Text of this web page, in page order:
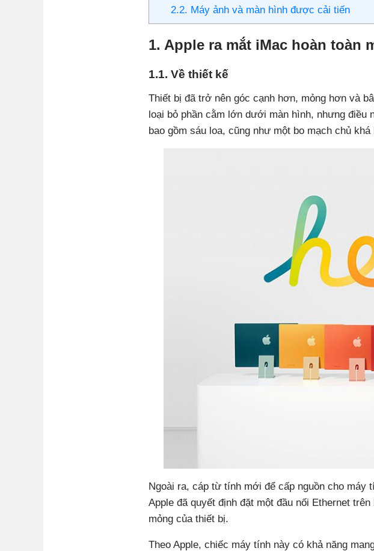
2.2. Máy ảnh và màn hình được cải tiến
1. Apple ra mắt iMac hoàn toàn
1.1. Về thiết kế
Thiết bị đã trở nên góc cạnh hơn, mỏng hơn và
loại bỏ phần cằm lớn dưới màn hình, nhưng
bao gồm sáu loa, cũng như một bo mạch chủ khá
Ngoài ra, cáp từ tính mới để cấp nguồn cho máy
Apple đã quyết định đặt một đầu nối Ethernet
mỏng của thiết bị.
Theo Apple, chiếc máy tính này có khả năng